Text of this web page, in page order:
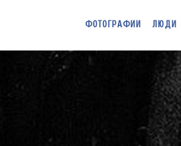
ФОТОГРАФИИ ЛЮДИ